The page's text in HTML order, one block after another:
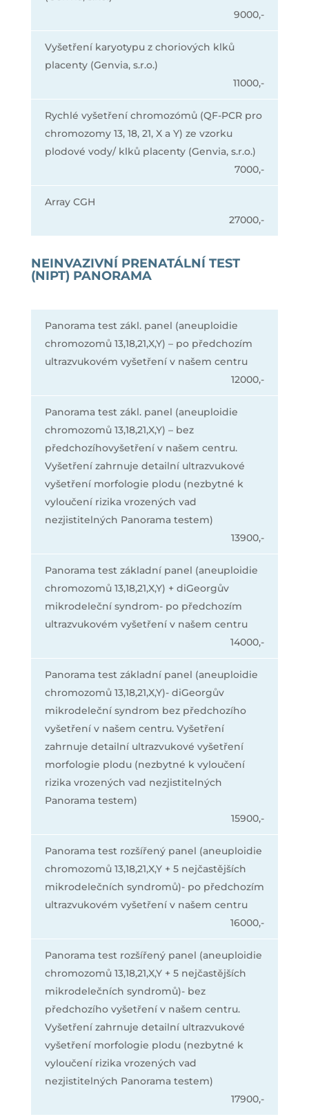
9000,-
Vyšetření karyotypu z choriových klků
placenty (Genvia, s.r.o.)
11000,-
Rychlé vyšetření chromozómů (QF-PCR pro
chromozomy 13, 18, 21, X a Y) ze vzorku
plodové vody/ klků placenty (Genvia, s.r.o.)
7000,-
Array CGH
27000,-
NEINVAZIVNÍ PRENATÁLNÍ TEST
(NIPT) PANORAMA
Panorama test zákl. panel (aneuploidie
chromozomů 13,18,21,X,Y) – po předchozím
ultrazvukovém vyšetření v našem centru
12000,-
Panorama test zákl. panel (aneuploidie
chromozomů 13,18,21,X,Y) – bez
předchozíhovyšetření v našem centru.
Vyšetření zahrnuje detailní ultrazvukové
vyšetření morfologie plodu (nezbytné k
vyloučení rizika vrozených vad
nezjistitelných Panorama testem)
13900,-
Panorama test základní panel (aneuploidie
chromozomů 13,18,21,X,Y) + diGeorgův
mikrodeleční syndrom- po předchozím
ultrazvukovém vyšetření v našem centru
14000,-
Panorama test základní panel (aneuploidie
chromozomů 13,18,21,X,Y)- diGeorgův
mikrodeleční syndrom bez předchozího
vyšetření v našem centru. Vyšetření
zahrnuje detailní ultrazvukové vyšetření
morfologie plodu (nezbytné k vyloučení
rizika vrozených vad nezjistitelných
Panorama testem)
15900,-
Panorama test rozšířený panel (aneuploidie
chromozomů 13,18,21,X,Y + 5 nejčastějších
mikrodelečních syndromů)- po předchozím
ultrazvukovém vyšetření v našem centru
16000,-
Panorama test rozšířený panel (aneuploidie
chromozomů 13,18,21,X,Y + 5 nejčastějších
mikrodelečních syndromů)- bez
předchozího vyšetření v našem centru.
Vyšetření zahrnuje detailní ultrazvukové
vyšetření morfologie plodu (nezbytné k
vyloučení rizika vrozených vad
nezjistitelných Panorama testem)
17900,-